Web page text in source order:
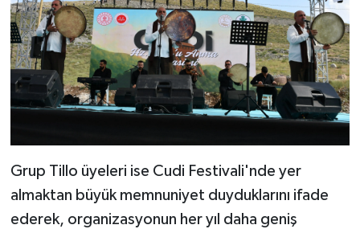
Grup Tillo üyeleri ise Cudi Festivali'nde yer
almaktan büyük memnuniyet duyduklarını ifade
ederek, organizasyonun her yıl daha geniş